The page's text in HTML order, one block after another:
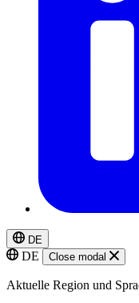
DE
DE Close modal
Aktuelle Region und